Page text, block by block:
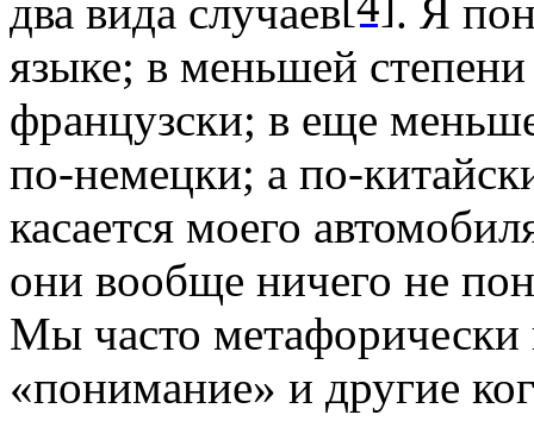
два вида случаев
. Я
языке; в меньшей
французски; в еще
по-немецки; а по-
касается моего
они вообще ничего не
Мы часто метафо­рически
«понимание» и другие